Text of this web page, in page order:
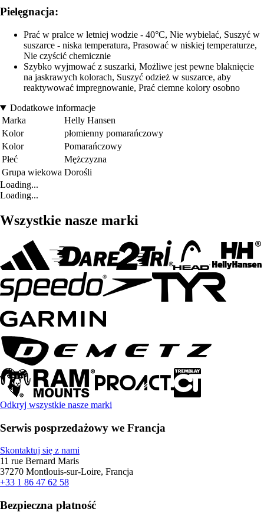
Pielęgnacja:
Prać w pralce w letniej wodzie - 40°C, Nie wybielać, Suszyć w
suszarce - niska temperatura, Prasować w niskiej temperaturze,
Nie czyścić chemicznie
Szybko wyjmować z suszarki, Możliwe jest pewne blaknięcie
na jaskrawych kolorach, Suszyć odzież w suszarce, aby
reaktywować impregnowanie, Prać ciemne kolory osobno
Dodatkowe informacje
Marka
Helly Hansen
Kolor
płomienny pomarańczowy
Kolor
Pomarańczowy
Płeć
Mężczyzna
Grupa wiekowa Dorośli
Loading...
Loading...
Wszystkie nasze marki
Odkryj wszystkie nasze marki
Serwis posprzedażowy we Francja
Skontaktuj się z nami
11 rue Bernard Maris
37270 Montlouis-sur-Loire, Francja
+33 1 86 47 62 58
Bezpieczna płatność